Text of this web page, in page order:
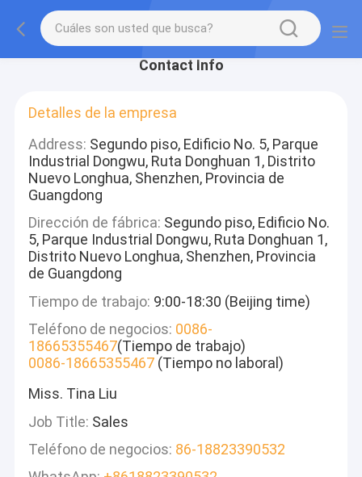
Contact Info
Detalles de la empresa
Address: Segundo piso, Edificio No. 5, Parque
Industrial Dongwu, Ruta Donghuan 1, Distrito
Nuevo Longhua, Shenzhen, Provincia de
Guangdong
Dirección de fábrica: Segundo piso, Edificio No.
5, Parque Industrial Dongwu, Ruta Donghuan 1,
Distrito Nuevo Longhua, Shenzhen, Provincia
de Guangdong
Tiempo de trabajo: 9:00-18:30 (Beijing time)
Teléfono de negocios: 0086-
18665355467(Tiempo de trabajo)
0086-18665355467 (Tiempo no laboral)
Miss. Tina Liu
Job Title: Sales
Teléfono de negocios: 86-18823390532